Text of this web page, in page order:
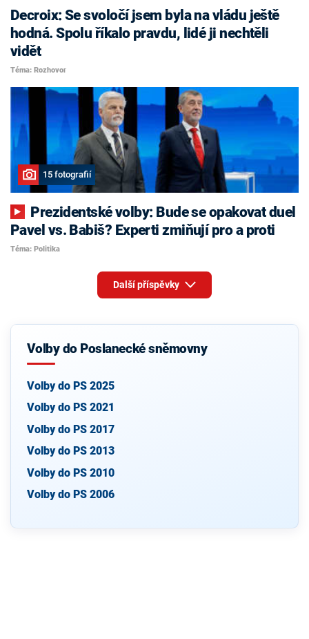
Decroix: Se svoločí jsem byla na vládu ještě
hodná. Spolu říkalo pravdu, lidé ji nechtěli
vidět
Téma: Rozhovor
15 fotografií
Pavel vs. Babiš? Experti zmiňují pro a proti
Téma: Politika
Další příspěvky
Volby do Poslanecké sněmovny
Volby do PS 2025
Volby do PS 2021
Volby do PS 2017
Volby do PS 2013
Volby do PS 2010
Volby do PS 2006